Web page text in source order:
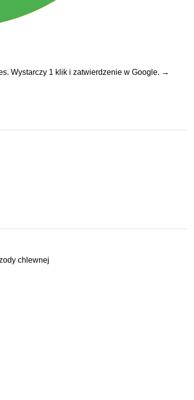
Wystarczy 1 klik i zatwierdzenie w Google. →
chlewnej